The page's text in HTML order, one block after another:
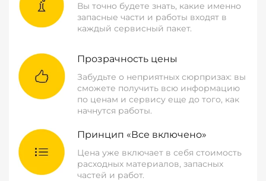
Вы точно будете знать, какие именно
запасные части и работы входят в
каждый сервисный пакет.
Прозрачность цены
Забудьте о неприятных сюрпризах: вы
сможете получить всю информацию
по ценам и сервису еще до того, как
начнутся работы.
Принцип «Все включено»
Цена уже включает в себя стоимость
расходных материалов, запасных
частей и работ.